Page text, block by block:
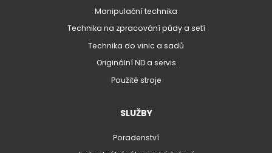
Manipulační technika
Technika na zpracování půdy a setí
Technika do vinic a sadů
Originální ND a servis
Použité stroje
SLUŽBY
Poradenství